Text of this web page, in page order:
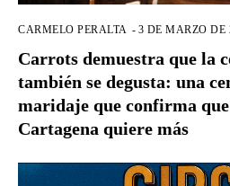
CARMELO PERALTA - 3 DE MARZO DE
Carrots demuestra que la
también se degusta: una
maridaje que confirma que
Cartagena quiere más